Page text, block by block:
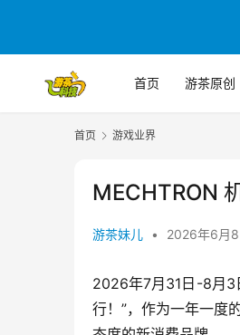
首页 游茶原创
首页 游戏业界
MECHTRON
游茶妹儿 • 2026年6月
2026年7月31日-8月3
行！”，作为一年一度